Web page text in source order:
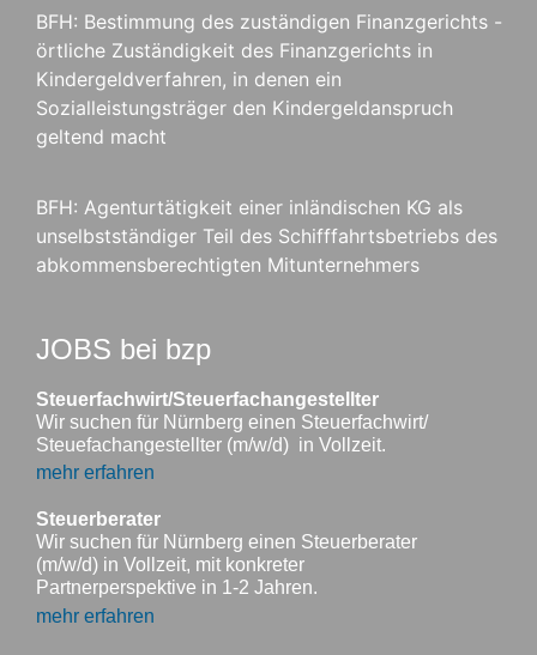
BFH: Bestimmung des zuständigen Finanzgerichts -
örtliche Zuständigkeit des Finanzgerichts in
Kindergeldverfahren, in denen ein
Sozialleistungsträger den Kindergeldanspruch
geltend macht
BFH: Agenturtätigkeit einer inländischen KG als
unselbstständiger Teil des Schifffahrtsbetriebs des
abkommensberechtigten Mitunternehmers
JOBS bei bzp
Steuerfachwirt/Steuerfachangestellter
Wir suchen für Nürnberg einen Steuerfachwirt/
Steuefachangestellter (m/w/d) in Vollzeit.
mehr erfahren
Steuerberater
Wir suchen für Nürnberg einen Steuerberater
(m/w/d) in Vollzeit, mit konkreter
Partnerperspektive in 1-2 Jahren.
mehr erfahren